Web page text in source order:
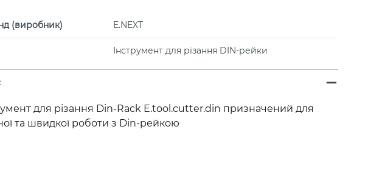
(виробник) E.NEXT
Інструмент для різання DIN-рейки
для різання Din-Rack E.tool.cutter.din призначений для
та швидкої роботи з Din-рейкою